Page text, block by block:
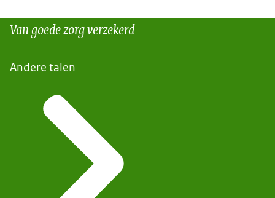
Van goede zorg verzekerd
Andere talen